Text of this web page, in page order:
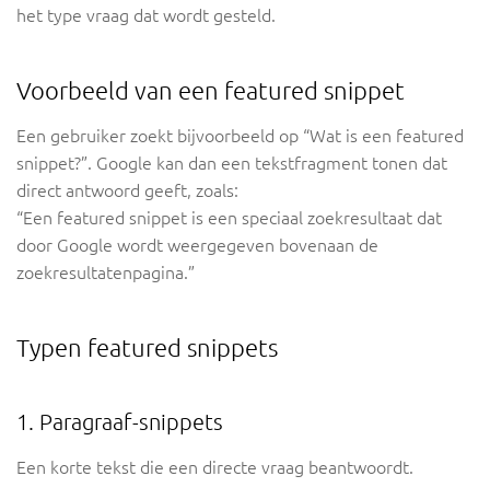
het type vraag dat wordt gesteld.
Voorbeeld van een featured snippet
Een gebruiker zoekt bijvoorbeeld op “Wat is een featured
snippet?”. Google kan dan een tekstfragment tonen dat
direct antwoord geeft, zoals:
“Een featured snippet is een speciaal zoekresultaat dat
door Google wordt weergegeven bovenaan de
zoekresultatenpagina.”
Typen featured snippets
1. Paragraaf-snippets
Een korte tekst die een directe vraag beantwoordt.